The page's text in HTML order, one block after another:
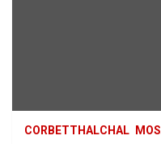
CORBETTHALCHAL